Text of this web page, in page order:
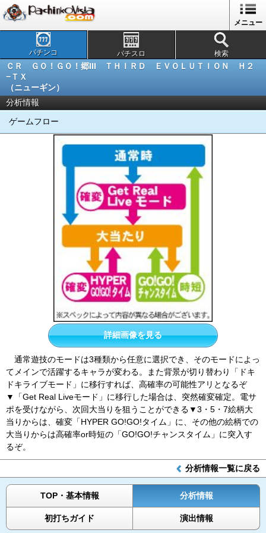
メニュー
パチンコ パチスロ 検索
ＣＲ ＧＯ！ＧＯ！郷III ＴＨＩＲＤ ＥＶＯＬＵＴＩＯＮ Ｈ２
−ＴＸ
（ニューギン）
分析情報
ゲームフロー
詳細画像を見る
通常遊技のモードは3種類から任意に選択でき、そのモードによっ
てメインで活躍するキャラが変わる。また背景が切り替わり「ドキ
ドキライブモード」に移行すれば、高確率の可能性アリとなるぞ
▼「Get Real Liveモード」に移行した場合は、突然確変確定。電サ
ポを受けながら、次回大当りを狙うことができる▼3・5・7絵柄大
当りからは、確変「HYPER GO!GO!タイム」に、その他の絵柄での
大当りからは高確率or時短の「GO!GO!チャンスタイム」に突入す
るぞ。
分析情報一覧に戻る
TOP・基本情報 分析情報
初打ちガイド 演出情報